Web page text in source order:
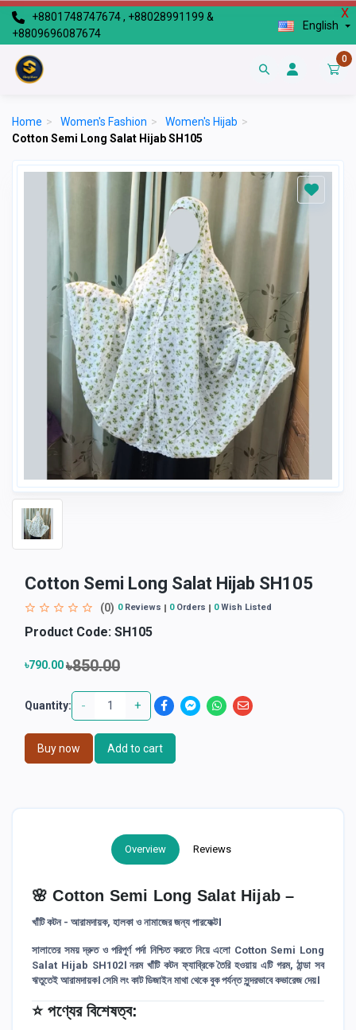
X
+8801748747674 , +88028991199 &
+8809696087674
English
0
Home > Women's Fashion > Women's Hijab >
Cotton Semi Long Salat Hijab SH105
Cotton Semi Long Salat Hijab SH105
(0) 0Reviews 0Orders 0Wish Listed
Product Code: SH105
৳790.00৳850.00
Quantity: - +
Buy now Add to cart
Overview Reviews
🌸Cotton Semi Long Salat Hijab –
খাঁটি কটন - আরামদায়ক, হালকা ও নামাজের জন্য পারফেক্ট।
সালাতের সময় দ্রুত ও পরিপূর্ণ পর্দা নিশ্চিত করতে নিয়ে এলো Cotton Semi Long
Salat Hijab SH102। নরম খাঁটি কটন ফ্যাব্রিকে তৈরি হওয়ায় এটি গরম, ঠান্ডা সব
ঋতুতেই আরামদায়ক। সেমি লং কাট ডিজাইন মাথা থেকে বুক পর্যন্ত সুন্দরভাবে কভারেজ দেয়।
⭐পণ্যের বিশেষত্ব: